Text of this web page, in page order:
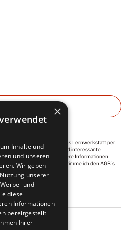
Newsletter von Kuntermanns Lernwerkstatt per
Impulse, Empfehlungen und interessante
jederzeit widerrufbar. Weitere Informationen
. Mit der Anmeldung, stimme ich den AGB´s
×
Inhalte und
und unseren
Wir geben
unserer
und
diese
Informationen
bereitgestellt
Ihrer